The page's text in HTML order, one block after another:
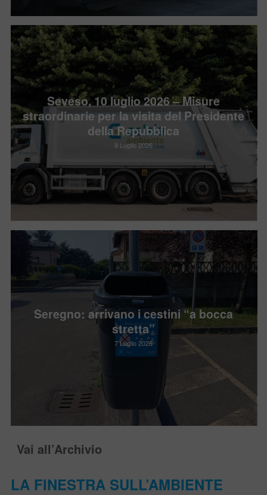
Seveso, 10 luglio 2026 – Misure
straordinarie per la visita del Presidente
della Repubblica
8 Luglio 2026
Seregno: arrivano i cestini “a bocca
stretta”
7 Luglio 2026
Vai all’Archivio
LA FINESTRA SULL’AMBIENTE